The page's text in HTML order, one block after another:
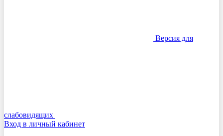
Версия для
слабовидящих
Вход в личный кабинет